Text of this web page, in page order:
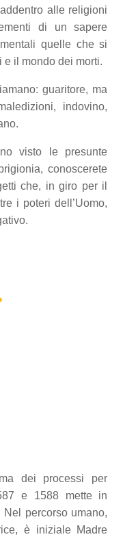
alle religioni
di un sapere
quelle che si
e il mondo dei morti.
guaritore, ma
indovino,
visto le presunte
conoscerete
che, in giro per il
i poteri dell’Uomo,
dei processi per
e 1588 mette in
percorso umano,
è iniziale Madre